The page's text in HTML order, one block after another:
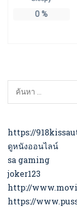
0 %
ค้นหา
https://
ดูหนังออนไลน์
sa gaming
joker123
http://
https://